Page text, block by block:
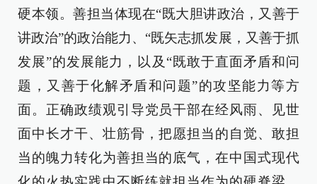
硬本领。善担当体现在“既大胆讲政治，又善于
讲政治”的政治能力、“既矢志抓发展，又善于抓
发展”的发展能力，以及“既敢于直面矛盾和问
题，又善于化解矛盾和问题”的攻坚能力等方
面。正确政绩观引导党员干部在经风雨、见世
面中长才干、壮筋骨，把愿担当的自觉、敢担
当的魄力转化为善担当的底气，在中国式现代